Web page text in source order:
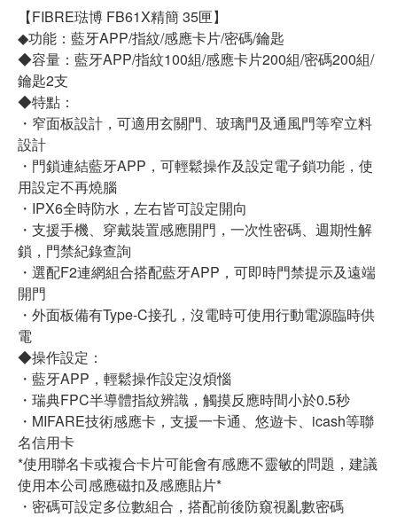
【FIBRE琺博 FB61X精簡 35匣】
◆功能：藍牙APP/指紋/感應卡片/密碼/鑰匙
◆容量：藍牙APP/指紋100組/感應卡片200組/密碼200組/
鑰匙2支
◆特點：
・窄面板設計，可適用玄關門、玻璃門及通風門等窄立料
設計
・門鎖連結藍牙APP，可輕鬆操作及設定電子鎖功能，使
用設定不再燒腦
・IPX6全時防水，左右皆可設定開向
・支援手機、穿戴裝置感應開門，一次性密碼、週期性解
鎖，門禁紀錄查詢
・選配F2連網組合搭配藍牙APP，可即時門禁提示及遠端
開門
・外面板備有Type-C接孔，沒電時可使用行動電源臨時供
電
◆操作設定：
・藍牙APP，輕鬆操作設定沒煩惱
・瑞典FPC半導體指紋辨識，觸摸反應時間小於0.5秒
・MIFARE技術感應卡，支援一卡通、悠遊卡、icash等聯
名信用卡
*使用聯名卡或複合卡片可能會有感應不靈敏的問題，建議
使用本公司感應磁扣及感應貼片*
・密碼可設定多位數組合，搭配前後防窺視亂數密碼